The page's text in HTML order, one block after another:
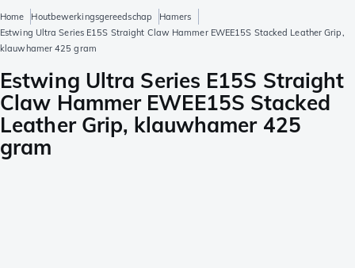
Home Houtbewerkingsgereedschap
Hamers
Estwing Ultra Series E15S Straight Claw Hammer EWEE15S Stacked Leather Grip,
klauwhamer 425 gram
Estwing Ultra Series E15S Straight
Claw Hammer EWEE15S Stacked
Leather Grip, klauwhamer 425
gram